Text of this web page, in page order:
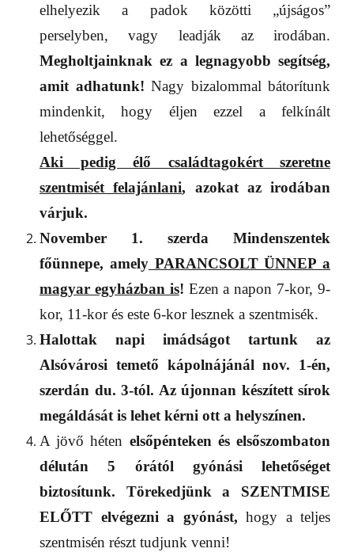
elhelyezik a padok közötti „újságos”
perselyben, vagy leadják az irodában.
Megholtjainknak ez a legnagyobb segítség,
amit adhatunk! Nagy bizalommal bátorítunk
mindenkit, hogy éljen ezzel a felkínált
lehetőséggel.
Aki pedig élő családtagokért szeretne
szentmisét felajánlani, azokat az irodában
várjuk.
November 1. szerda
Mindenszentek
főünnepe, amelyPARANCSOLT ÜNNEP a
magyar egyházban is! Ezen a napon 7-kor, 9-
kor, 11-kor és este 6-kor lesznek a szentmisék.
Halottak napi imádságot tartunk az
Alsóvárosi temető kápolnájánál nov. 1-én,
szerdán du. 3-tól. Az újonnan készített sírok
megáldását is lehet kérni ott a helyszínen.
A jövő héten elsőpénteken és elsőszombaton
délután5 órától gyónási lehetőséget
biztosítunk. Törekedjünk a SZENTMISE
ELŐTT elvégezni a gyónást, hogy a teljes
szentmisén részt tudjunk venni!